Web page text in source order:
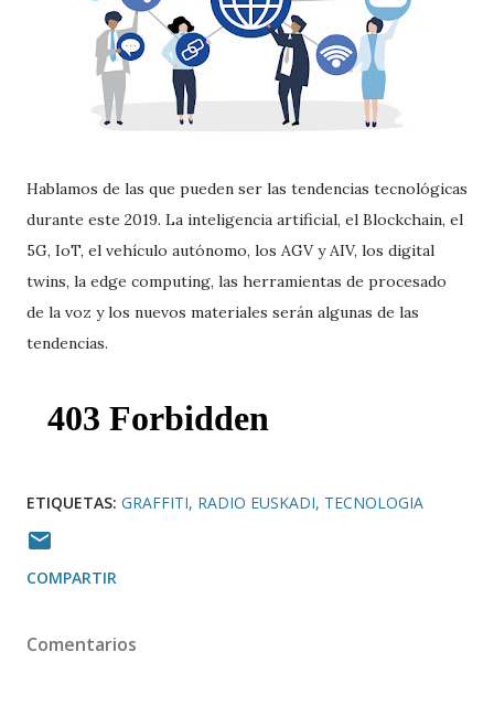
Hablamos de las que pueden ser las tendencias tecnológicas
durante este 2019. La inteligencia artificial, el Blockchain, el
5G, IoT, el vehículo autónomo, los AGV y AIV, los digital
twins, la edge computing, las herramientas de procesado
de la voz y los nuevos materiales serán algunas de las
tendencias.
ETIQUETAS: GRAFFITI RADIO EUSKADI TECNOLOGIA
COMPARTIR
Comentarios